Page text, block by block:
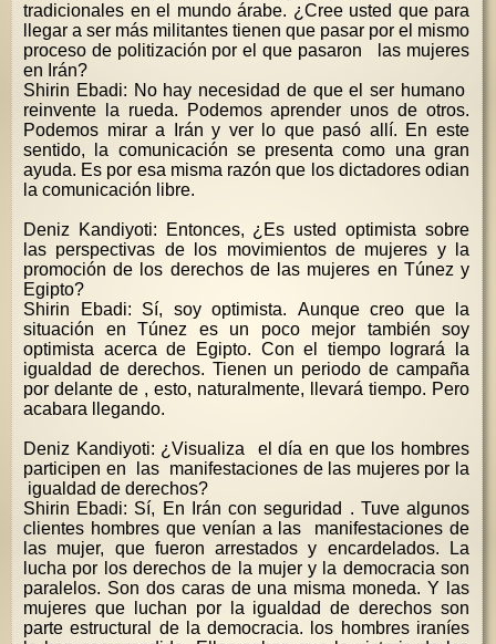
tradicionales en el mundo árabe. ¿Cree usted que para
llegar a ser más militantes tienen que pasar por el mismo
proceso de politización por el que pasaron las mujeres
en Irán?
Shirin Ebadi: No hay necesidad de que el ser humano
reinvente la rueda. Podemos aprender unos de otros.
Podemos mirar a Irán y ver lo que pasó allí. En este
sentido, la comunicación se presenta como una gran
ayuda. Es por esa misma razón que los dictadores odian
la comunicación libre.
Deniz Kandiyoti: Entonces, ¿Es usted optimista sobre
las perspectivas de los movimientos de mujeres y la
promoción de los derechos de las mujeres en Túnez y
Egipto?
Shirin Ebadi: Sí, soy optimista. Aunque creo que la
situación en Túnez es un poco mejor también soy
optimista acerca de Egipto. Con el tiempo logrará la
igualdad de derechos. Tienen un periodo de campaña
por delante de , esto, naturalmente, llevará tiempo. Pero
acabara llegando.
Deniz Kandiyoti: ¿Visualiza el día en que los hombres
participen en las manifestaciones de las mujeres por la
igualdad de derechos?
Shirin Ebadi: Sí, En Irán con seguridad . Tuve algunos
clientes hombres que venían a las manifestaciones de
las mujer, que fueron arrestados y encardelados. La
lucha por los derechos de la mujer y la democracia son
paralelos. Son dos caras de una misma moneda. Y las
mujeres que luchan por la igualdad de derechos son
parte estructural de la democracia. los hombres iraníes